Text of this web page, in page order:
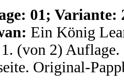
01; Variante:
Ein König
(von 2)
Original-